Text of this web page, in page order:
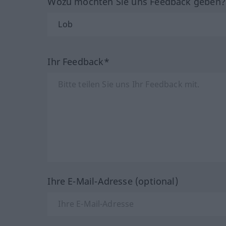
Ihr Feedback*
Ihre E-Mail-Adresse (optional)